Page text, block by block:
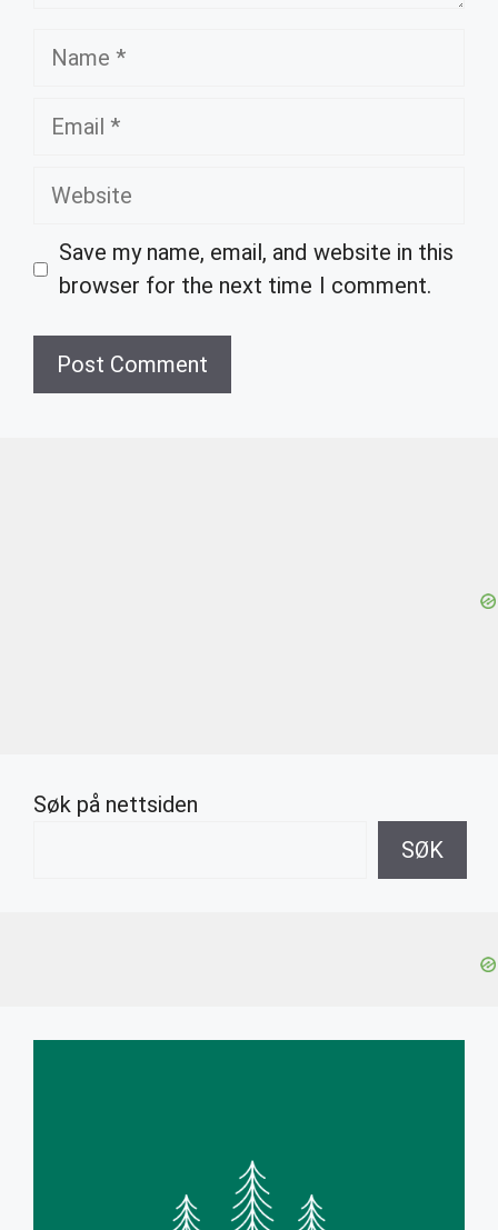
Name
Email
Website
Save my name, email, and website in this
browser for the next time I comment.
Søk på nettsiden
SØK